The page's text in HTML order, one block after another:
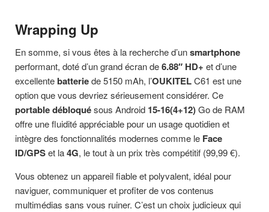
Wrapping Up
En somme, si vous êtes à la recherche d’unsmartphone
performant, doté d’un grand écran de6.88″ HD+ et d’une
excellentebatteriede 5150 mAh, l’OUKITELC61 est une
option que vous devriez sérieusement considérer. Ce
portable débloquésous Android 15-16(4+12)Go de RAM
offre une fluidité appréciable pour un usage quotidien et
intègre des fonctionnalités modernes comme le Face
ID/GPSet la4G, le tout à un prix très compétitif (99,99 €).
Vous obtenez un appareil fiable et polyvalent, idéal pour
naviguer, communiquer et profiter de vos contenus
multimédias sans vous ruiner. C’est un choix judicieux qui